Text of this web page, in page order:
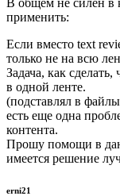
применить:
Если вместо text
только не на всю
Задача, как
в одной ленте.
(подставлял в
есть еще одна
контента.
Прошу помощи в
имеется решение
erni21